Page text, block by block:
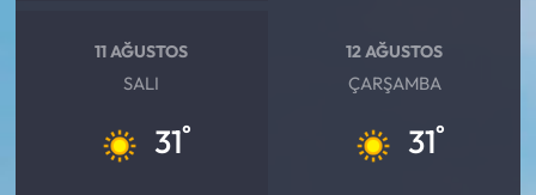
11 AĞUSTOS
SALI
31°
12 AĞUSTOS
ÇARŞAMBA
31°